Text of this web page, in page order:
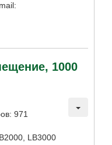
1000
971
LB3000